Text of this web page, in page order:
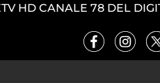
HD CANALE 78 DEL